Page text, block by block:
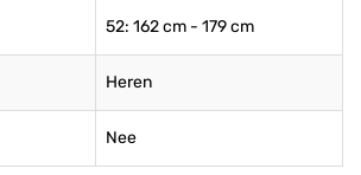
52: 162 cm - 179 cm
Heren
Nee